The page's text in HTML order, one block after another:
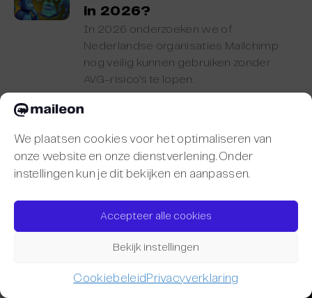
We plaatsen cookies voor het optimaliseren van
onze website en onze dienstverlening. Onder
instellingen kun je dit bekijken en aanpassen.
Accepteer alle cookies
Bekijk instellingen
CookiebeleidPrivacyverklaring
in 2026?
In 2026 onderzoeken we of
Nederlandse organisaties Mailchimp
nog veilig kunnen gebruiken zonder
AVG-risico’s te lopen.